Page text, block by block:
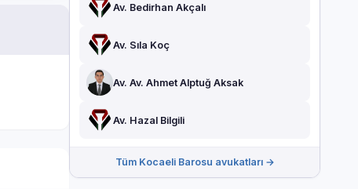
Av. Bedirhan Akçalı
Av. Sıla Koç
Av. Av. Ahmet Alptuğ Aksak
Av. Hazal Bilgili
Tüm Kocaeli Barosu avukatları →